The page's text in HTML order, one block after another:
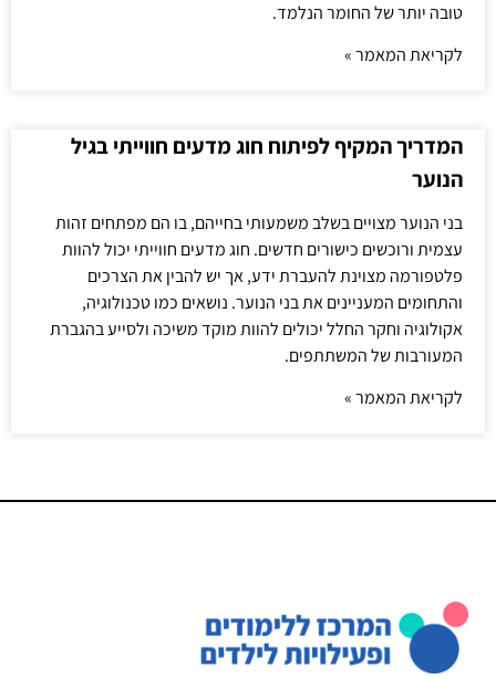
טובה יותר של החומר הנלמד.
לקריאת המאמר »
המדריך המקיף לפיתוח חוג מדעים חווייתי בגיל
הנוער
בני הנוער מצויים בשלב משמעותי בחייהם, בו הם מפתחים זהות
עצמית ורוכשים כישורים חדשים. חוג מדעים חווייתי יכול להוות
פלטפורמה מצוינת להעברת ידע, אך יש להבין את הצרכים
והתחומים המעניינים את בני הנוער. נושאים כמו טכנולוגיה,
אקולוגיה וחקר החלל יכולים להוות מוקד משיכה ולסייע בהגברת
המעורבות של המשתתפים.
לקריאת המאמר »